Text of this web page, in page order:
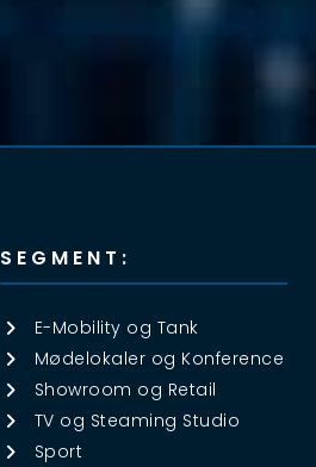
SEGMENT:
E-Mobility og Tank
Mødelokaler og Konference
Showroom og Retail
TV og Steaming Studio
Sport